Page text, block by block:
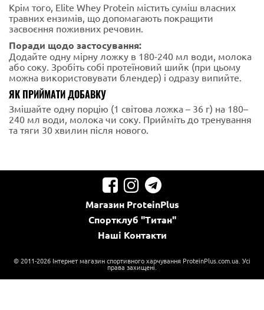
Крім того, Elite Whey Protein містить суміш власних
травних ензимів, що допомагають покращити
засвоєння поживних речовин.
Поради щодо застосування:
Додайте одну мірну ложку в 180-240 мл води, молока
або соку. Зробіть собі протеїновий шийк (при цьому
можна використовувати блендер) і одразу випийте.
ЯК ПРИЙМАТИ ДОБАВКУ
Змішайте одну порцію (1 світова ложка – 36 г) на 180–
240 мл води, молока чи соку. Прийміть до тренування
та тяги 30 хвилин після нового.
МагазинProteinPlus
Спортклуб "Титан"
Наші Контакти
© 2011-2026 Інтернет магазин спортивного харчування ProteinPlus.com.ua. Усі
права захищені.